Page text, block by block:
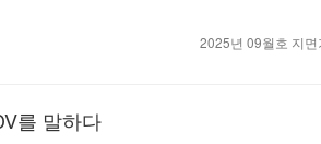
2025년 09월호 지면
를 말하다